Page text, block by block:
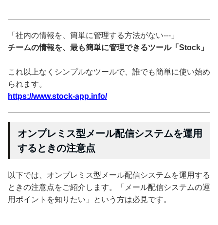
「社内の情報を、簡単に管理する方法がない---」
チームの情報を、最も簡単に管理できるツール「Stock」
これ以上なくシンプルなツールで、誰でも簡単に使い始め
られます。
https://www.stock-app.info/
オンプレミス型メール配信システムを運用
するときの注意点
以下では、オンプレミス型メール配信システムを運用する
ときの注意点をご紹介します。「メール配信システムの運
用ポイントを知りたい」という方は必見です。